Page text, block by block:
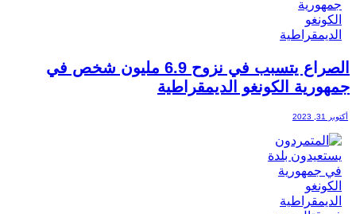
الصراع يتسبب في نزوح 6.9 مليون شخص في
جمهورية الكونغو الديمقراطية
أكتوبر 31, 2023